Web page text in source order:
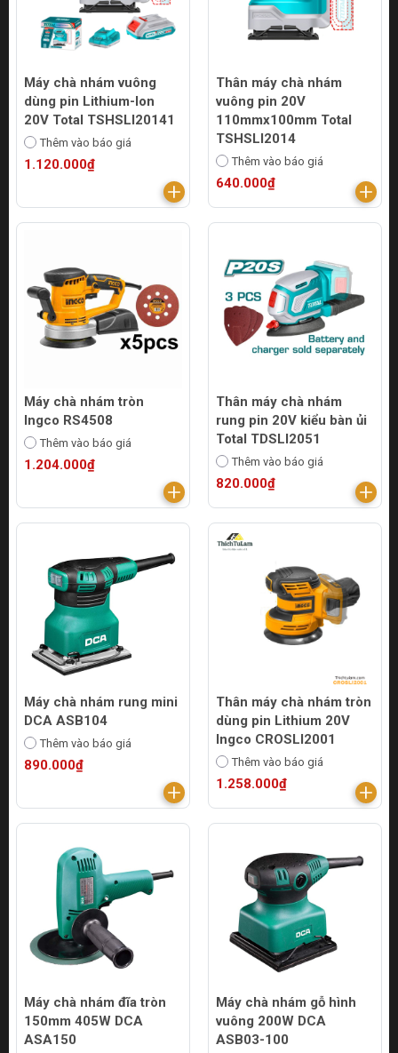
Máy chà nhám vuông
dùng pin Lithium-Ion
20V Total TSHSLI20141
Thêm vào báo giá
1.120.000₫
Thân máy chà nhám
vuông pin 20V
110mmx100mm Total
TSHSLI2014
Thêm vào báo giá
640.000₫
Máy chà nhám tròn
Ingco RS4508
Thêm vào báo giá
1.204.000₫
Thân máy chà nhám
rung pin 20V kiểu bàn ủi
Total TDSLI2051
Thêm vào báo giá
820.000₫
Máy chà nhám rung mini
DCA ASB104
Thêm vào báo giá
890.000₫
Thân máy chà nhám tròn
dùng pin Lithium 20V
Ingco CROSLI2001
Thêm vào báo giá
1.258.000₫
Máy chà nhám đĩa tròn
150mm 405W DCA
ASA150
Máy chà nhám gỗ hình
vuông 200W DCA
ASB03-100